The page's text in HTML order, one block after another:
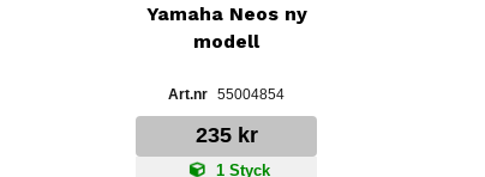
Yamaha Neos ny
modell
55004854
235 kr
1 Styck